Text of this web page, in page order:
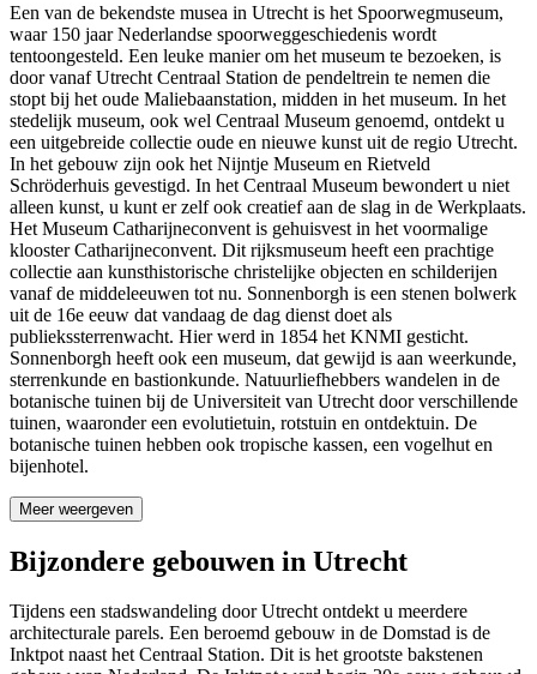
Een van de bekendste musea in Utrecht is het Spoorwegmuseum,
waar 150 jaar Nederlandse spoorweggeschiedenis wordt
tentoongesteld. Een leuke manier om het museum te bezoeken, is
door vanaf Utrecht Centraal Station de pendeltrein te nemen die
stopt bij het oude Maliebaanstation, midden in het museum. In het
stedelijk museum, ook wel Centraal Museum genoemd, ontdekt u
een uitgebreide collectie oude en nieuwe kunst uit de regio Utrecht.
In het gebouw zijn ook het Nijntje Museum en Rietveld
Schröderhuis gevestigd. In het Centraal Museum bewondert u niet
alleen kunst, u kunt er zelf ook creatief aan de slag in de Werkplaats.
Het Museum Catharijneconvent is gehuisvest in het voormalige
klooster Catharijneconvent. Dit rijksmuseum heeft een prachtige
collectie aan kunsthistorische christelijke objecten en schilderijen
vanaf de middeleeuwen tot nu. Sonnenborgh is een stenen bolwerk
uit de 16e eeuw dat vandaag de dag dienst doet als
publiekssterrenwacht. Hier werd in 1854 het KNMI gesticht.
Sonnenborgh heeft ook een museum, dat gewijd is aan weerkunde,
sterrenkunde en bastionkunde. Natuurliefhebbers wandelen in de
botanische tuinen bij de Universiteit van Utrecht door verschillende
tuinen, waaronder een evolutietuin, rotstuin en ontdektuin. De
botanische tuinen hebben ook tropische kassen, een vogelhut en
bijenhotel.
Meer weergeven
Bijzondere gebouwen in Utrecht
Tijdens een stadswandeling door Utrecht ontdekt u meerdere
architecturale parels. Een beroemd gebouw in de Domstad is de
Inktpot naast het Centraal Station. Dit is het grootste bakstenen